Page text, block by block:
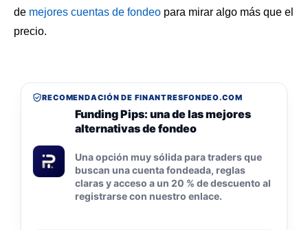
de mejores cuentas de fondeo para mirar algo más que el
precio.
RECOMENDACIÓN DE FINANTRESFONDEO.COM
Funding Pips: una de las mejores
alternativas de fondeo
Una opción muy sólida para traders que
buscan una cuenta fondeada, reglas
claras y acceso a un 20 % de descuento al
registrarse con nuestro enlace.